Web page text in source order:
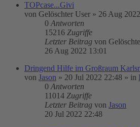
TOPcase...Givi
von Gelöschter User » 26 Aug
0 Antworten
15216 Zugriffe
Letzter Beitrag von
26 Aug 2022 13:01
Dringend Hilfe im Großraum
von Jason » 20 Jul 2022 22:48 » in
0 Antworten
11014 Zugriffe
Letzter Beitrag von Jason
20 Jul 2022 22:48